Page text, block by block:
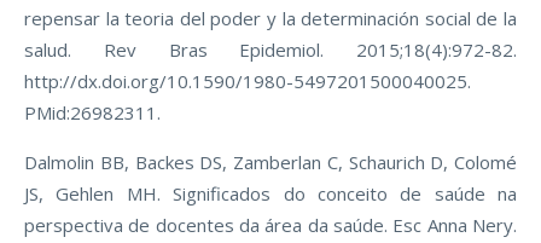
repensar la teoria del poder y la determinación social de la
salud. Rev Bras Epidemiol. 2015;18(4):972-82.
http://dx.doi.org/10.1590/1980-5497201500040025.
PMid:26982311.
Dalmolin BB, Backes DS, Zamberlan C, Schaurich D, Colomé
JS, Gehlen MH. Significados do conceito de saúde na
perspectiva de docentes da área da saúde. Esc Anna Nery.